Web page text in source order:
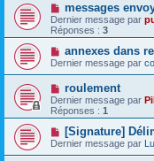
messages
Dernier message par
Réponses : 3
annexes dans
Dernier message par
roulement
Dernier message par
Réponses : 1
[Signature]
Dernier message par